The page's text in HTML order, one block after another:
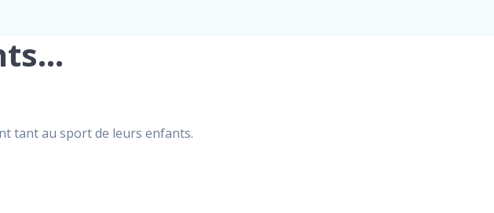
tant au sport de leurs enfants.